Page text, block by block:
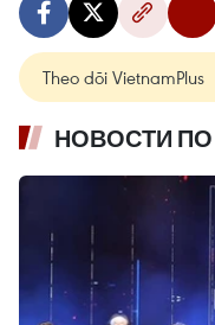
Theo dõi VietnamPlus
НОВОСТИ